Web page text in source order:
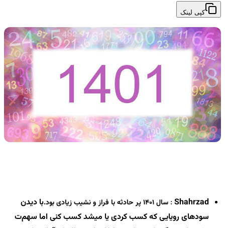
کپی لینک
Shahrzad
: سال 1401 پر حادثه با فراز و نشیب زیادی بود.
با دیدن
سودهای رویایی که کسب کردی یا میشد کسب کنی اما سهم‌ت